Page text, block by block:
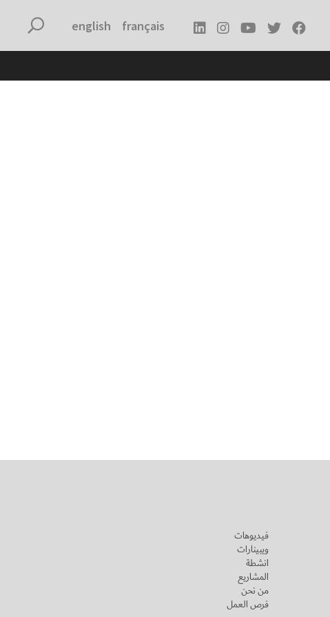
english français
فيديوهات
ويبينارات
انشطة
المشاريع
من نحن
فرص العمل